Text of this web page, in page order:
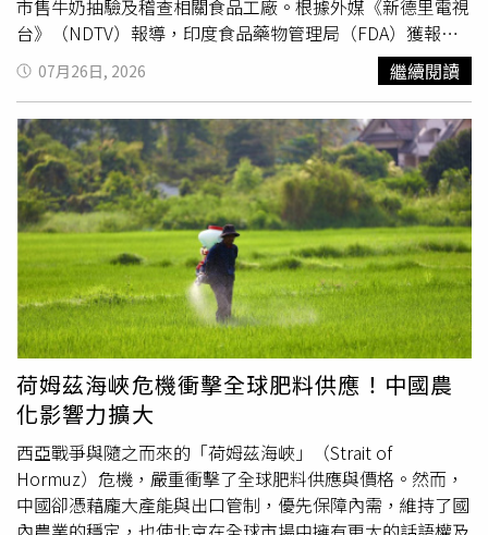
市售牛奶抽驗及稽查相關食品工廠。根據外媒《新德里電視
台》（NDTV）報導，印度食品藥物管理局（FDA）獲報馬
哈拉什特拉邦市面販售牛奶有問題，抽查檢驗出多間廠商的
牛奶竟含有洗滌劑成分。執法人員指出，不肖業者之所以添
加化學洗劑，主因是為了製造持久的濃密泡沫，能完美仿造
鮮乳倒入容器時的自然奶泡，再藉此掩蓋稀釋品質，並誤導
消費者購買。有醫學專家警告，洗滌劑通常含有氫氧化鈉等
有害化學物質，民眾誤食可能引發嘔吐、腹瀉及腸胃潰瘍，
化學毒素進入血液後更會損害肝腎功能。特別是兒童要小
心，他們的器官發育尚未成熟，長期飲用恐對其身心發展造
成不可逆的傷害。報導中透露，在隨機觀察的化學檢驗中，
多數樣品均未通過測試。技術人員利用溴甲酚紫指示劑進行
檢測時，樣品迅速轉為紫色，證實含有洗潔劑或合成奶成
分；為增加奶水濃稠度所添加的澱粉，經碘液測試後呈藍黑
色；用來虛報蛋白質含量的 尿素，則使試劑呈現黃色。此
外，部分樣本甚至被驗出含有防腐用的福馬林，以及利用乳
脂計測出的嚴重摻水現象。面對猖獗的劣質乳品，當局近期
展開跨區稽查行動，執法人員日前在拉圖爾（Latur）查獲
約7500公升加料牛奶及大批違禁粉末；隨後又於索拉普爾
（Solapur）銷毀高達3.75萬公升、市值近150萬盧比（約
新台幣50萬元）的加料牛奶。稽查同時揭露部分乳牛場衛生
07月26日, 2026 繼續閱讀
荷姆茲海峽危機衝擊全球肥料供應！中國農
化影響力擴大
西亞戰爭與隨之而來的「荷姆茲海峽」（Strait of
Hormuz）危機，嚴重衝擊了全球肥料供應與價格。然而，
中國卻憑藉龐大產能與出口管制，優先保障內需，維持了國